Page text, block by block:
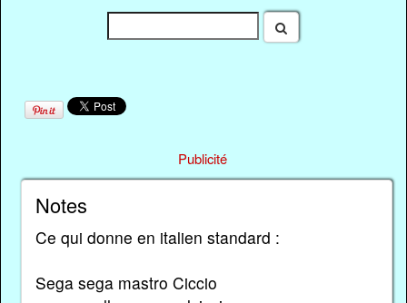
Publicité
Notes
Ce qui donne en italien standard :
Sega sega mastro Ciccio